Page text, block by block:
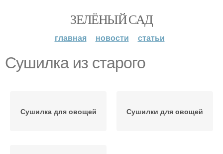
ЗЕЛЁНЫЙ САД
главная новости статьи
Сушилка из старого
Сушилка для овощей Сушилки для овощей